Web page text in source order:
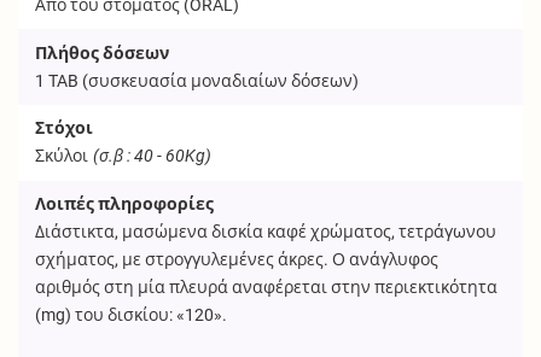
Από του στόματος (ORAL)
Πλήθος δόσεων
1TAB (συσκευασία μοναδιαίων δόσεων)
Στόχοι
Σκύλοι (σ.β : 40 - 60Kg)
Λοιπές πληροφορίες
Διάστικτα, μασώμενα δισκία καφέ χρώματος, τετράγωνου
σχήματος, με στρογγυλεμένες άκρες. Ο ανάγλυφος
αριθμός στη μία πλευρά αναφέρεται στην περιεκτικότητα
(mg) του δισκίου: «120».